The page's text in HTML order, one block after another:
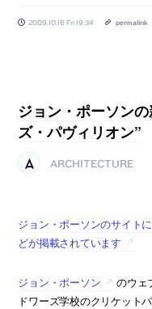
2009.10.16 Fri 19:34 permalink
ジョン・ポーソン
ズ・パヴィリオン”
ARCHITECTURE
ジョン・ポーソンのサイト
どが掲載されています
ジョン・ポーソン
のウェ
ドワーズ学校のクリケット